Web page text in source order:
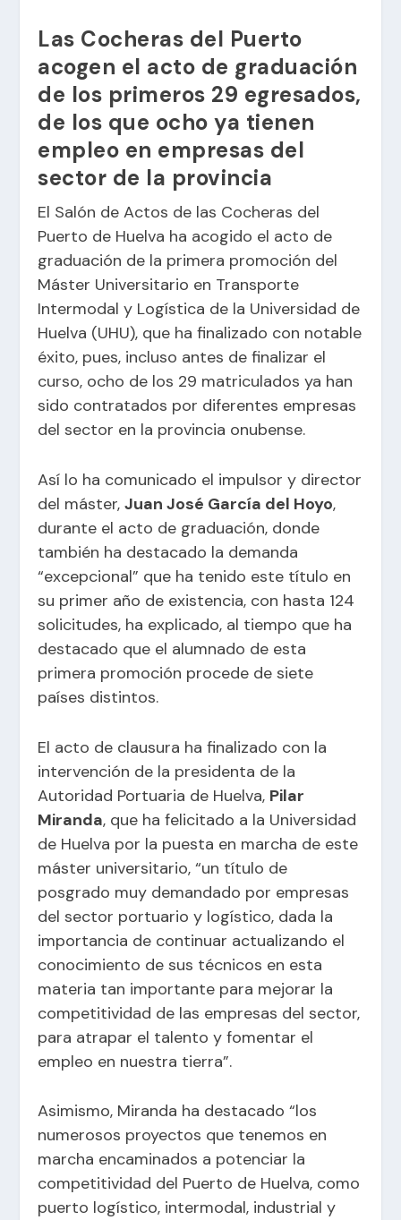
Las Cocheras del Puerto
acogen el acto de graduación
de los primeros 29 egresados,
de los que ocho ya tienen
empleo en empresas del
sector de la provincia
El Salón de Actos de las Cocheras del
Puerto de Huelva ha acogido el acto de
graduación de la primera promoción del
Máster Universitario en Transporte
Intermodal y Logística de la Universidad de
Huelva (UHU), que ha finalizado con notable
éxito, pues, incluso antes de finalizar el
curso, ocho de los 29 matriculados ya han
sido contratados por diferentes empresas
del sector en la provincia onubense.
Así lo ha comunicado el impulsor y director
del máster,Juan José García del Hoyo,
durante el acto de graduación, donde
también ha destacado la demanda
“excepcional” que ha tenido este título en
su primer año de existencia, con hasta 124
solicitudes, ha explicado, al tiempo que ha
destacado que el alumnado de esta
primera promoción procede de siete
países distintos.
El acto de clausura ha finalizado con la
intervención de la presidenta de la
Autoridad Portuaria de Huelva, Pilar
Miranda, que ha felicitado a la Universidad
de Huelva por la puesta en marcha de este
máster universitario, “un título de
posgrado muy demandado por empresas
del sector portuario y logístico, dada la
importancia de continuar actualizando el
conocimiento de sus técnicos en esta
materia tan importante para mejorar la
competitividad de las empresas del sector,
para atrapar el talento y fomentar el
empleo en nuestra tierra”.
Asimismo, Miranda ha destacado “los
numerosos proyectos que tenemos en
marcha encaminados a potenciar la
competitividad del Puerto de Huelva, como
puerto logístico, intermodal, industrial y